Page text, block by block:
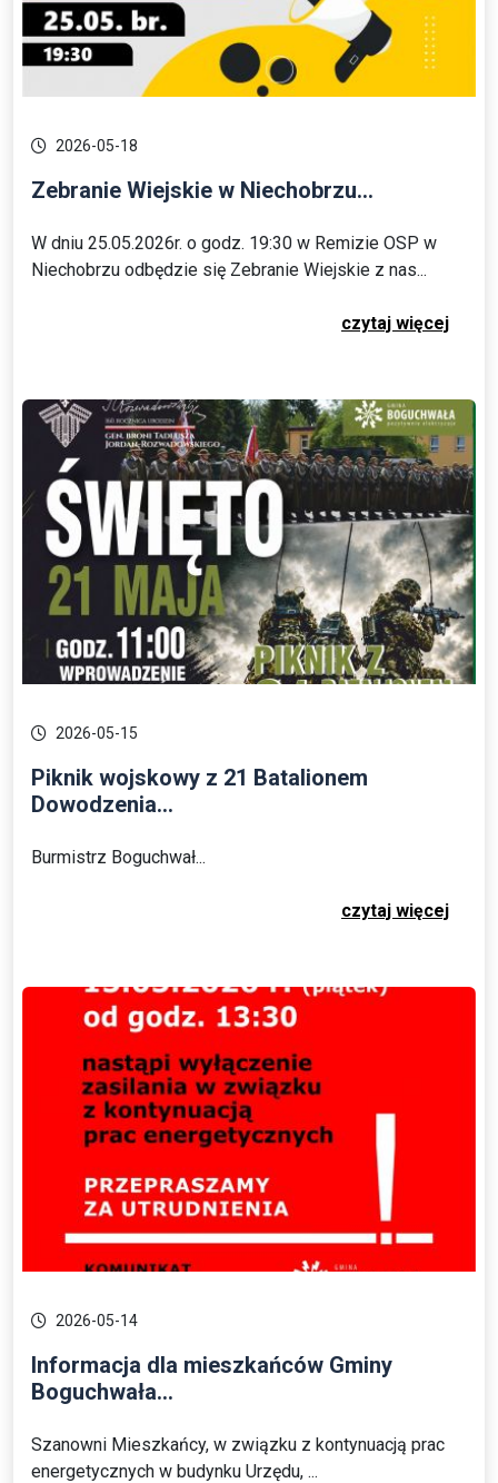
2026-05-18
Zebranie Wiejskie w Niechobrzu...
W dniu 25.05.2026r. o godz. 19:30 w Remizie OSP w
Niechobrzu odbędzie się Zebranie Wiejskie z nas...
czytaj więcej
2026-05-15
Piknik wojskowy z 21 Batalionem
Dowodzenia...
Burmistrz Boguchwał...
czytaj więcej
2026-05-14
Informacja dla mieszkańców Gminy
Boguchwała...
Szanowni Mieszkańcy, w związku z kontynuacją prac
energetycznych w budynku Urzędu, ...